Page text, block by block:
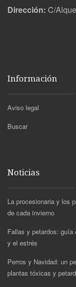
Dirección: C/
Información
Aviso legal
Buscar
Noticias
La procesionaria y los
de cada invierno
Fallas y petardos: guía
y el estrés
Perros y Navidad: un
plantas tóxicas y